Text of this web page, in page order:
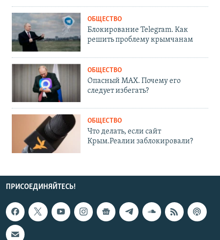
ОБЩЕСТВО
Блокирование Telegram. Как
решить проблему крымчанам
ОБЩЕСТВО
Опасный MAX. Почему его
следует избегать?
ОБЩЕСТВО
Что делать, если сайт
Крым.Реалии заблокировали?
ПРИСОЕДИНЯЙТЕСЬ!